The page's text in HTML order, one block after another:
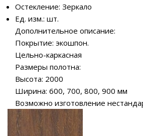
Остекление: Зеркало
Ед. изм.: шт.
Дополнительное описание:
Покрытие: экошпон.
Цельно-каркасная
Размеры полотна:
Высота: 2000
Ширина: 600, 700, 800, 900 мм
Возможно изготовление